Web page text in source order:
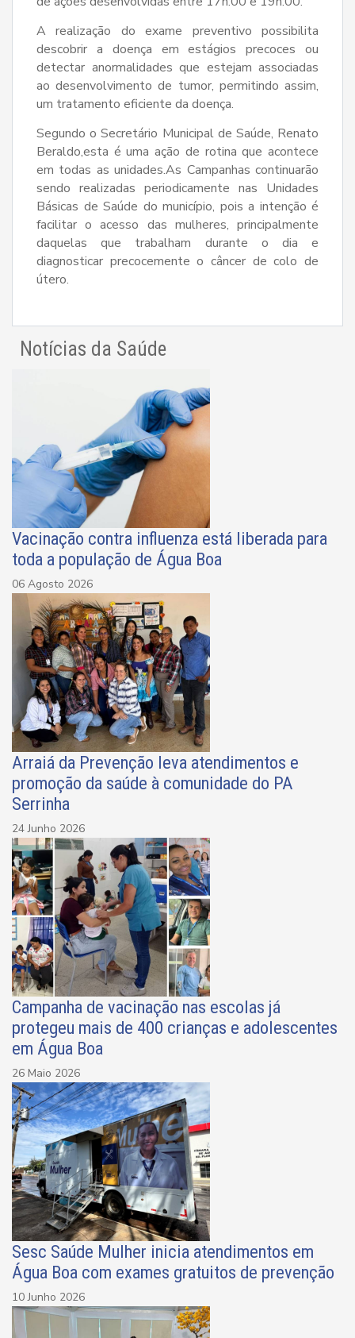
A realização do exame preventivo possibilita
descobrir a doença em estágios precoces ou
detectar anormalidades que estejam associadas
ao desenvolvimento de tumor, permitindo assim,
um tratamento eficiente da doença.
Segundo o Secretário Municipal de Saúde, Renato
Beraldo,esta é uma ação de rotina que acontece
em todas as unidades.As Campanhas continuarão
sendo realizadas periodicamente nas Unidades
Básicas de Saúde do município, pois a intenção é
facilitar o acesso das mulheres, principalmente
daquelas que trabalham durante o dia e
diagnosticar precocemente o câncer de colo de
útero.
Notícias da Saúde
Vacinação contra influenza está liberada para
toda a população de Água Boa
06 Agosto 2026
Arraiá da Prevenção leva atendimentos e
promoção da saúde à comunidade do PA
Serrinha
24 Junho 2026
Campanha de vacinação nas escolas já
protegeu mais de 400 crianças e adolescentes
em Água Boa
26 Maio 2026
Sesc Saúde Mulher inicia atendimentos em
Água Boa com exames gratuitos de prevenção
10 Junho 2026